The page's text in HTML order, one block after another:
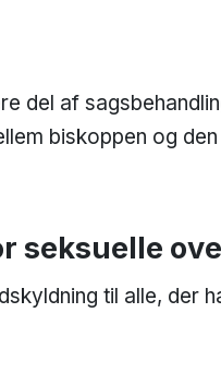
del af
biskoppen og
seksuelle
til alle, der